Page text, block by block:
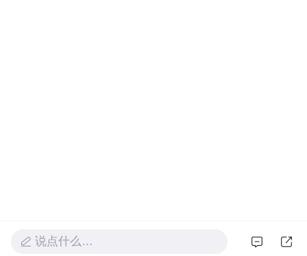
说点什么…